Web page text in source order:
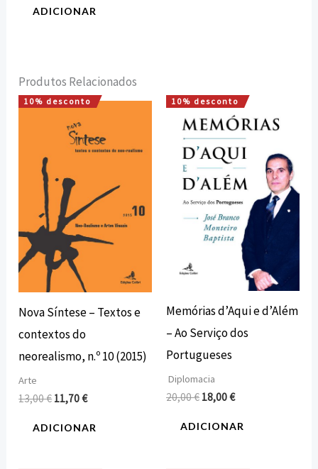
ADICIONAR
Produtos Relacionados
10% desconto
Nova Síntese – Textos e
contextos do
neorealismo, n.º 10 (2015)
Arte
13,00€
O
preço
original
era:
11,70€
O
atual
é:
ADICIONAR
10% desconto
Memórias d’Aqui e d’Além
– Ao Serviço dos
Portugueses
Diplomacia
20,00€
O
preço
original
era:
20,00 €.
18,00€
O
preço
atual
é:
18,00 €.
ADICIONAR